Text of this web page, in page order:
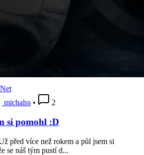
michalss • 2
si pomohl :D
před více než rokem a půl jsem si
se náš tým pustí d...